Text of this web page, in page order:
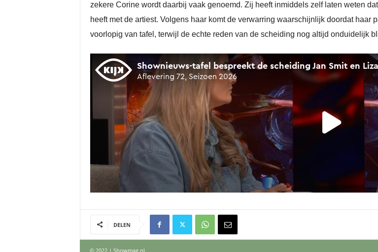
zekere Corine wordt daarbij vaak genoemd. Zij heeft inmiddels zelf laten weten
heeft met de artiest. Volgens haar komt de verwarring waarschijnlijk doordat haar
voorlopig van tafel, terwijl de echte reden van de scheiding nog altijd onduidelijk
DELEN
© 2022 | Showmag.nl